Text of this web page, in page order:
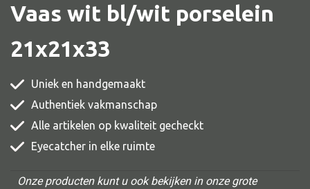
TV meubel
Comode
Alle stoelen
Eetkamer stoel
Fautteuil
Vaas wit bl/wit porselein
21x21x33
Uniek en handgemaakt
Authentiek vakmanschap
Alle artikelen op kwaliteit gecheckt
Eyecatcher in elke ruimte
Onze producten kunt u ook bekijken in onze grote